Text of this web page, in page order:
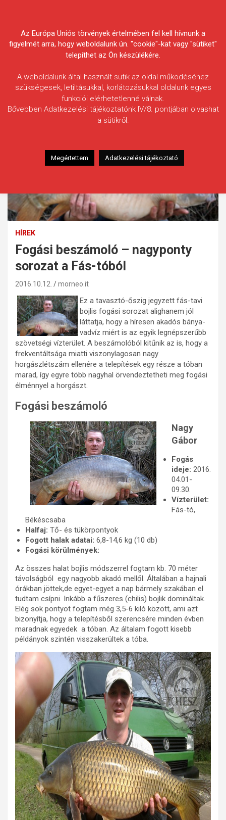
Egyesületek Szövetsége
HÍREK
Fogási beszámoló – nagyponty
sorozat a Fás-tóból
2016.10.12. morneo.it
Ez a tavasztó-őszig jegyzett fás-tavi
bojlis fogási sorozat alighanem jól
láttatja, hogy a híresen akadós bánya-
vadvíz miért is az egyik legnépszerűbb
szövetségi vízterület. A beszámolóból kitűnik az is, hogy a
frekventáltsága miatti viszonylagosan nagy
horgászlétszám ellenére a telepítések egy része a tóban
marad, így egyre több nagyhal örvendeztetheti meg fogási
élménnyel a horgászt.
Fogási beszámoló
Nagy
Gábor
Fogás
ideje: 2016.
04.01-
09.30.
Vízterület:
Fás-tó,
Békéscsaba
Halfaj: Tő- és tükörpontyok
Fogott halak adatai: 6,8-14,6 kg (10 db)
Fogási körülmények:
​Az összes halat bojlis módszerrel fogtam kb. 70 méter
távolságból egy nagyobb akadó mellől. Általában a hajnali
órákban jöttek,de egyet-egyet a nap bármely szakában el
tudtam csípni. Inkább a fűszeres (chilis) bojlik domináltak.
Elég sok pontyot fogtam még 3,5-6 kiló között, ami azt
bizonyítja, hogy a telepítésből szerencsére minden évben
maradnak egyedek a tóban. Az általam fogott kisebb
példányok szintén visszakerültek a tóba.
Az Európa Uniós törvények értelmében fel kell hívnunk a
figyelmét arra, hogy weboldalunk ún. "cookie"-kat vagy "sütiket"
telepíthet az Ön készülékére.
A weboldalunk által használt sütik az oldal működéséhez
szükségesek, letiltásukkal, korlátozásukkal oldalunk egyes
funkciói elérhetetlenné válnak.
Bővebben Adatkezelési tájékoztatónk IV/8. pontjában olvashat
a sütikről.
Megértettem Adatkezelési tájékoztató